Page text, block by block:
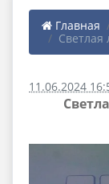
Главная
Светлая
11.06.2024